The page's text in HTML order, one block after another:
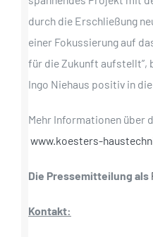
durch die Erschließung
einer Fokussierung auf
für die Zukunft aufstellt”,
Ingo Niehaus positiv in
Mehr Informationen über
www.koesters-
Die Pressemitteilung als
Kontakt: